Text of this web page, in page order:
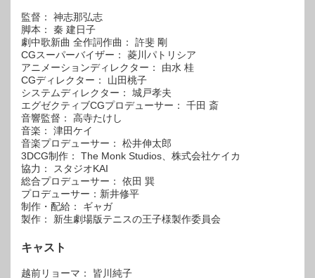
監督： 神志那弘志
脚本： 秦 建日子
劇中歌新曲 全作詞作曲： 許斐 剛
CGスーパーバイザー： 菱川パトリシア
アニメーションディレクター： 由水 桂
CGディレクター： 山田桃子
システムディレクター： 城戸孝夫
エグゼクティブCGプロデューサー： 千田 斎
音響監督： 高寺たけし
音楽： 津田ケイ
音楽プロデューサー： 松井伸太郎
3DCG制作： The Monk Studios、株式会社ケイカ
協力： スタジオKAI
総合プロデューサー： 依田 巽
プロデューサー：新井修平
制作・配給： ギャガ
製作： 新生劇場版テニスの王子様製作委員会
キャスト
越前リョーマ： 皆川純子